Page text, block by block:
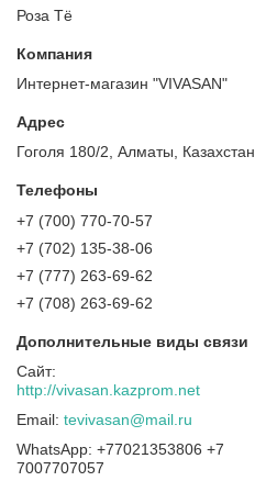
Роза Тё
Интернет-магазин "VIVASAN"
Гоголя 180/2, Алматы, Казахстан
+7 (700) 770-70-57
+7 (702) 135-38-06
+7 (777) 263-69-62
+7 (708) 263-69-62
http://vivasan.kazprom.net
tevivasan@mail.ru
+77021353806 +7
7007707057